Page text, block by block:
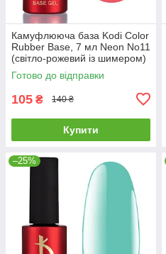
Камуфлююча база Kodi Color
Rubber Base, 7 мл Neon No11
(світло-рожевий із шимером)
Готово до відправки
105 ₴ 140 ₴
Купити
–25%